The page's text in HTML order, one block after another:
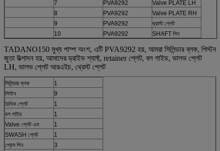
7
PVA9292
Valve PLATE LH
8
PVA9292
Valve PLATE RH
9
PVA9292
থ্রাস্ট প্লেট
10
PVA9292 SHAFT পিন
TADANO150 মুখ্য পাম্প অংশ, এটি PVA9292 হয়, আমরা সিলিন্ডার ব্লক, পিস্টন
জুতা উত্পাদন হয়, আমাদের ড্রাইভ শ্যাফ্ট, retainer প্লেট, বল গাইড, ভালভ প্লেট
LH, ভালভ প্লেট আরএইচ, থ্রেস্ট প্লেট
সিলিন্ডার ব্লক
1
পিস্টন
9
রৈখিক প্লেট
1
বল গাইড
1
Valve প্লেট এম
1
SWASH প্লেট
1
প্রেস পিন
3